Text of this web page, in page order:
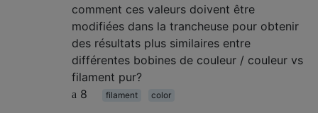
comment ces valeurs doivent être
modifiées dans la trancheuse pour obtenir
des résultats plus similaires entre
différentes bobines de couleur / couleur vs
filament pur?
8
filament color